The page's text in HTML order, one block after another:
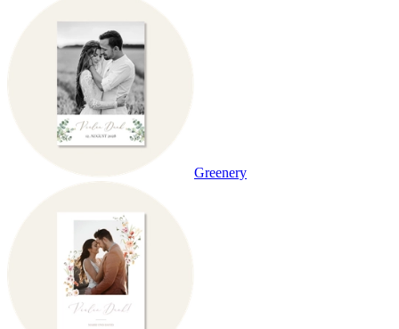
Greenery